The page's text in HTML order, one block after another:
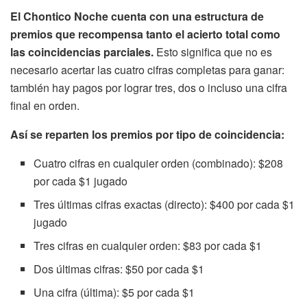
El Chontico Noche cuenta con una estructura de
premios que recompensa tanto el acierto total como
las coincidencias parciales. Esto significa que no es
necesario acertar las cuatro cifras completas para ganar:
también hay pagos por lograr tres, dos o incluso una cifra
final en orden.
Así se reparten los premios por tipo de coincidencia:
Cuatro cifras en cualquier orden (combinado): $208
por cada $1 jugado
Tres últimas cifras exactas (directo): $400 por cada $1
jugado
Tres cifras en cualquier orden: $83 por cada $1
Dos últimas cifras: $50 por cada $1
Una cifra (última): $5 por cada $1